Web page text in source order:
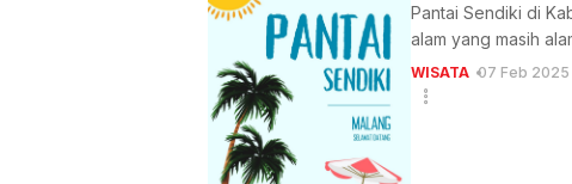
Pantai Sendiki di
alam yang masih
WISATA 07 Feb 2025